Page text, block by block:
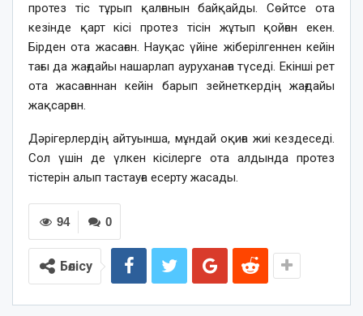
протез тіс тұрып қалғанын байқайды. Сөйтсе ота
кезінде қарт кісі протез тісін жұтып қойған екен.
Бірден ота жасаған. Науқас үйіне жіберілгеннен кейін
тағы да жағдайы нашарлап ауруханаға түседі. Екінші рет
ота жасағаннан кейін барып зейнеткердің жағдайы
жақсарған.
Дәрігерлердің айтуынша, мұндай оқиға жиі кездеседі.
Сол үшін де үлкен кісілерге ота алдында протез
тістерін алып тастауға есерту жасады.
0
94
Бөлісу